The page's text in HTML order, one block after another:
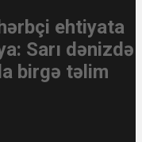
ehtiyata
Sarı dənizdə
birgə təlim